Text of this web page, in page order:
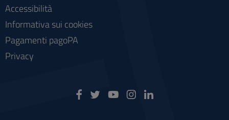
Accessibilità
Informativa sui cookies
Pagamenti pagoPA
Privacy